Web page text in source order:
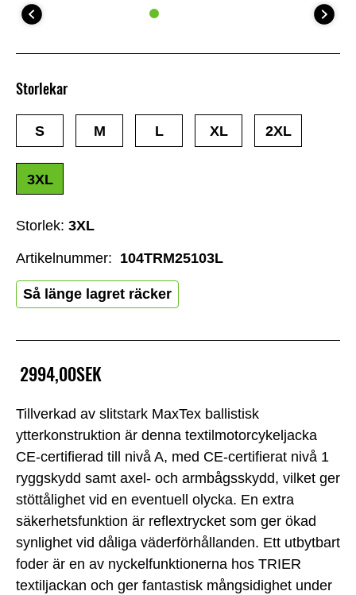
Tillverkad av slitstark MaxTex ballistisk
ytterkonstruktion är denna textilmotorcykeljacka
CE-certifierad till nivå A, med CE-certifierat nivå 1
ryggskydd samt axel- och armbågsskydd, vilket ger
stöttålighet vid en eventuell olycka. En extra
säkerhetsfunktion är reflextrycket som ger ökad
synlighet vid dåliga väderförhållanden. Ett utbytbart
foder är en av nyckelfunktionerna hos TRIER
textiljackan och ger fantastisk mångsidighet under
2994,00SEK
Storlek: 3XL
Så länge lagret räcker
Storlekar
S M L XL 2XL
3XL
Artikelnummer: 104TRM25103L